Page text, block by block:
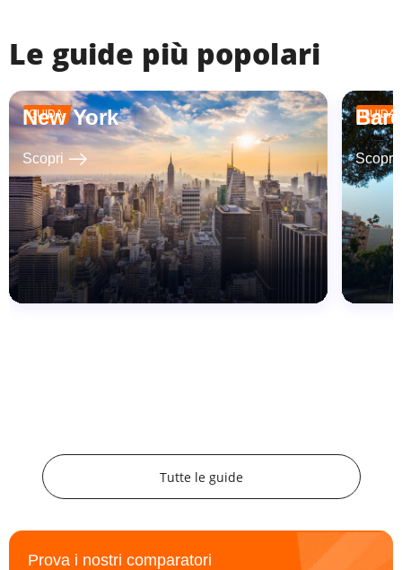
Le guide più popolari
GUIDA
New York
Scopri east
GUIDA
Scopri
Tutte le guide
Prova i nostri comparatori